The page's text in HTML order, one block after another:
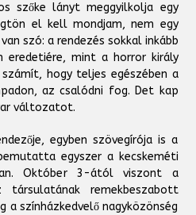
szőke lányt meggyilkolja egy
el kell mondjam, nem egy
szó: a rendezés sokkal inkább
eredetiére, mint a horror király
hogy teljes egészében a
az csalódni fog. Det kap
változatot.
egyben szövegírója is a
egyszer a kecskeméti
Október 3-ától viszont a
társulatának remekbeszabott
a színházkedvelő nagyközönség